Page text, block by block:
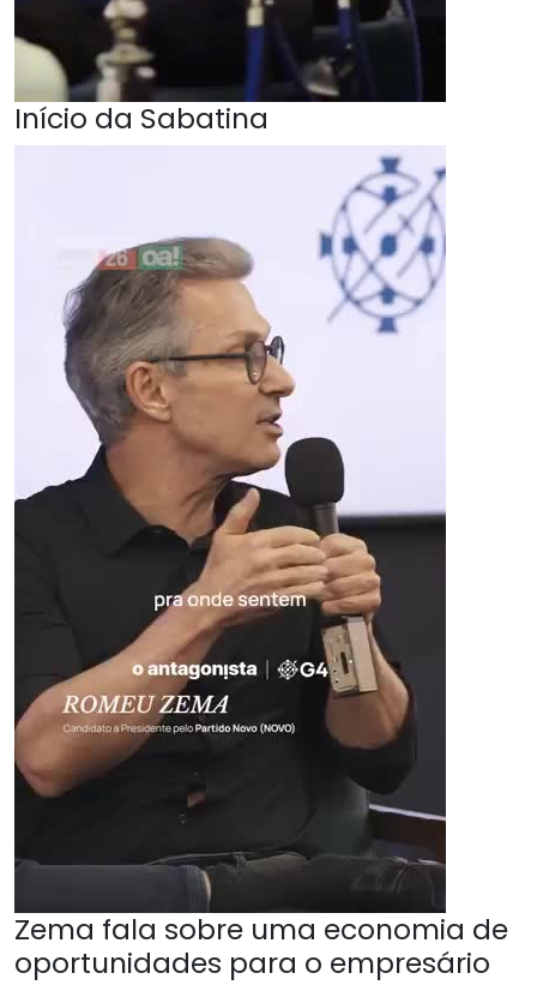
Início da Sabatina
Zema fala sobre uma economia de
oportunidades para o empresário